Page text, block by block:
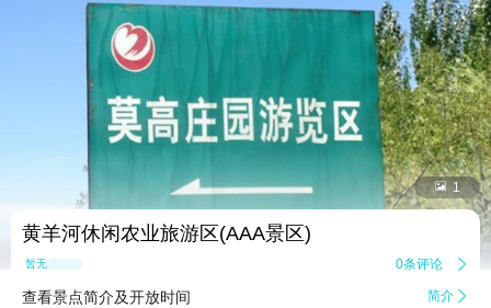
 1
黄羊河休闲农业旅游区(AAA景区)
暂无点评 0条评论 
查看景点简介及开放时间 简介 